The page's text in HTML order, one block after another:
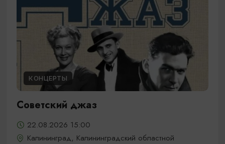
КОНЦЕРТЫ
Советский джаз
22.08.2026 15:00
Калининград, Калининградский областной